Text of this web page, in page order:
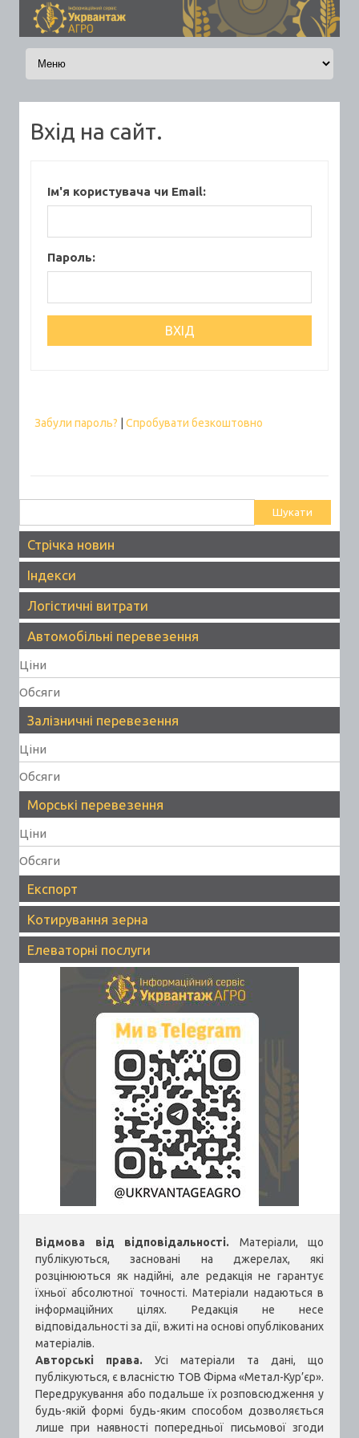
Skip to content
Вхід на сайт.
Ім'я користувача чи Email:
Пароль:
Забули пароль? Спробувати безкоштовно
Стрічка новин
Індекси
Логістичні витрати
Автомобільні перевезення
Ціни
Обсяги
Залізничні перевезення
Ціни
Обсяги
Морські перевезення
Ціни
Обсяги
Експорт
Котирування зерна
Елеваторні послуги
Відмова від відповідальності. Матеріали, що
публікуються, засновані на джерелах, які
розцінюються як надійні, але редакція не гарантує
їхньої абсолютної точності. Матеріали надаються в
інформаційних цілях. Редакція не несе
відповідальності за дії, вжиті на основі опублікованих
матеріалів.
Авторські права. Усі матеріали та дані, що
публікуються, є власністю ТОВ Фірма «Метал-Кур’єр».
Передрукування або подальше їх розповсюдження у
будь-якій формі будь-яким способом дозволяється
лише при наявності попередньої письмової згоди